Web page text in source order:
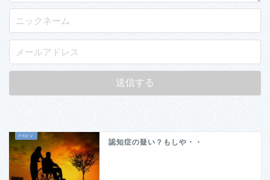
認知症の疑い？もしや・・